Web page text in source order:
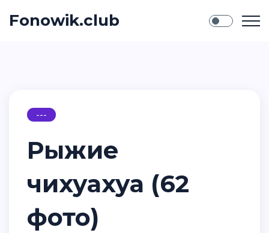
Fonowik.club
---
Рыжие
чихуахуа (62
фото)